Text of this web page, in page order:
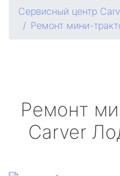
Сервисный центр
Ремонт мини-
Ремонт
Carver